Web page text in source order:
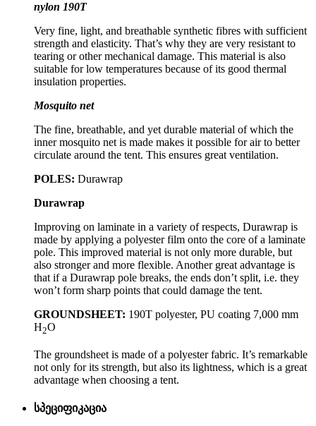
nylon 190T
Very fine, light, and breathable synthetic fibres with sufficient
strength and elasticity. That’s why they are very resistant to
tearing or other mechanical damage. This material is also
suitable for low temperatures because of its good thermal
insulation properties.
Mosquito net
The fine, breathable, and yet durable material of which the
inner mosquito net is made makes it possible for air to better
circulate around the tent. This ensures great ventilation.
POLES: Durawrap
Durawrap
Improving on laminate in a variety of respects, Durawrap is
made by applying a polyester film onto the core of a laminate
pole. This improved material is not only more durable, but
also stronger and more flexible. Another great advantage is
that if a Durawrap pole breaks, the ends don’t split, i.e. they
won’t form sharp points that could damage the tent.
GROUNDSHEET: 190T polyester, PU coating 7,000 mm
H2O
The groundsheet is made of a polyester fabric. It’s remarkable
not only for its strength, but also its lightness, which is a great
advantage when choosing a tent.
სპეციფიკაცია